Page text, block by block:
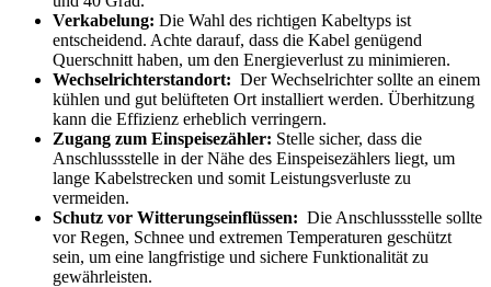
Verkabelung: ‍Die Wahl des richtigen Kabeltyps ist
entscheidend. ⁤Achte ⁣darauf,⁢ dass⁤ die Kabel genügend
⁤Querschnitt ⁣haben, um ⁢den Energieverlust zu minimieren.
Wechselrichterstandort: ⁤ Der ‌Wechselrichter sollte an einem
⁣kühlen ‍und gut belüfteten Ort ‍installiert werden. Überhitzung
kann die⁢ Effizienz erheblich​ verringern.
Zugang zum Einspeisezähler: Stelle sicher, dass⁣ die
⁤Anschlussstelle in ⁤der Nähe des Einspeisezählers liegt, um
lange Kabelstrecken und somit Leistungsverluste⁤ zu
vermeiden.
Schutz ‌vor Witterungseinflüssen: ‌ Die Anschlussstelle sollte
vor ‌Regen, ⁤Schnee und extremen Temperaturen geschützt
sein,​ um eine langfristige und ‌sichere Funktionalität zu
gewährleisten.